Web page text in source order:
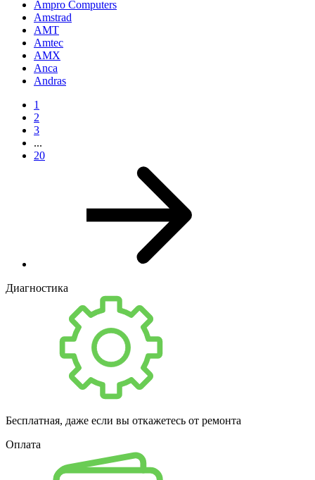
Ampro Computers
Amstrad
AMT
Amtec
AMX
Anca
Andras
1
2
3
...
20
Диагностика
Бесплатная, даже если вы откажетесь от ремонта
Оплата